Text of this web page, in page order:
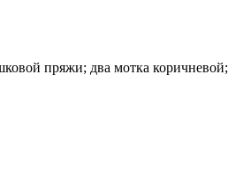
пряжи; два мотка коричневой;